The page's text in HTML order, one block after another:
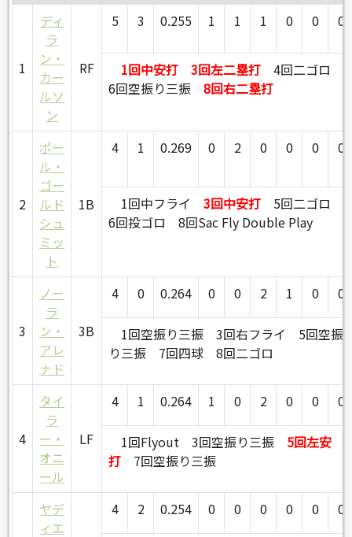
1
ディ
ラ
ン・
カー
ルソ
ン
RF
5 3 0.255 1 1 1 0 0 0
1回中安打 3回左二塁打
4回二ゴロ
6回空振り三振
8回右二塁打
2
ポー
ル・
ゴー
ルド
シュ
ミッ
ト
1B
4 1 0.269 0 2 0 0 0 0
1回中フライ 3回中安打
5回二ゴロ
6回投ゴロ
8回Sac Fly Double Play
3
ノー
ラ
ン・
アレ
ナド
3B
4 0 0.264 0 0 2 1 0 0
1回空振り三振 3回右フライ
5回空振
り三振
7回四球 8回二ゴロ
4
タイ
ラ
ー・
オニ
ール
LF
4 1 0.264 1 0 2 0 0 0
1回Flyout 3回空振り三振
5回左安
打
7回空振り三振
ヤデ
ィエ
4 2 0.254 0 0 0 0 0 0